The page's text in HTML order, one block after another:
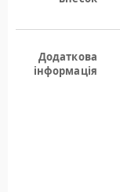
Додаткова
інформація